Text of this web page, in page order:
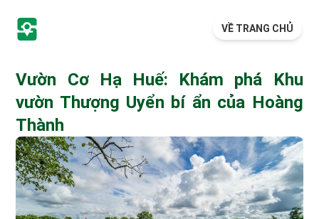
VỀ TRANG CHỦ
Vườn Cơ Hạ Huế: Khám phá Khu
vườn Thượng Uyển bí ẩn của Hoàng
Thành